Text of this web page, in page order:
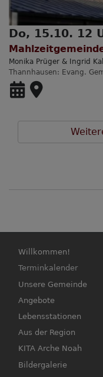
Do, 15.10. 12
Monika Prüger & Ingrid
Thannhausen
Evang.
Hauptnavigation
Willkommen!
Terminkalender
Unsere Gemeinde
Angebote
Lebensstationen
Aus der Region
KITA Arche Noah
Bildergalerie